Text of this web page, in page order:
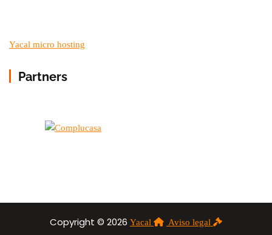
Yacal micro hosting
Partners
Copyright © 2026 Yacal Aviso legal